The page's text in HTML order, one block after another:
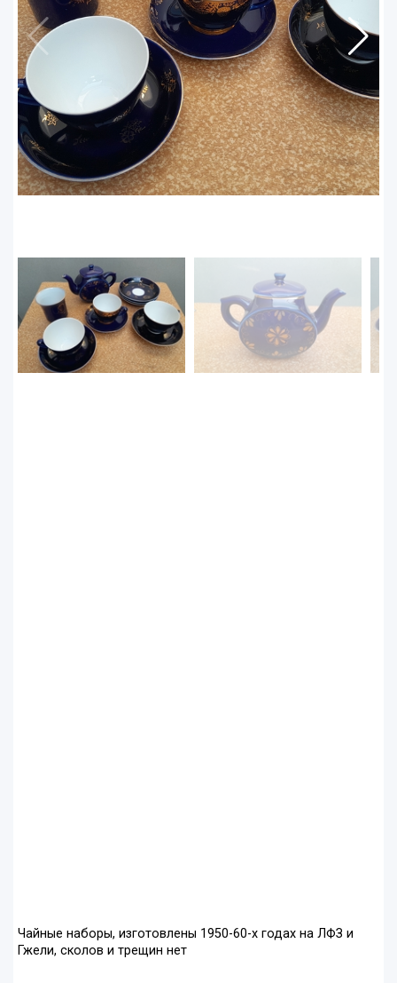
Чайные наборы, изготовлены 1950-60-х годах на ЛФЗ и
Гжели, сколов и трещин нет